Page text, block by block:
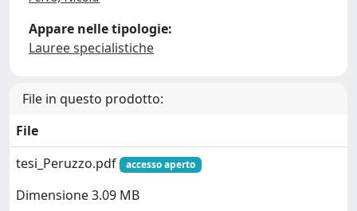
Appare nelle tipologie:
Lauree specialistiche
File in questo prodotto:
File
tesi_Peruzzo.pdf
accesso aperto
Dimensione 3.09 MB